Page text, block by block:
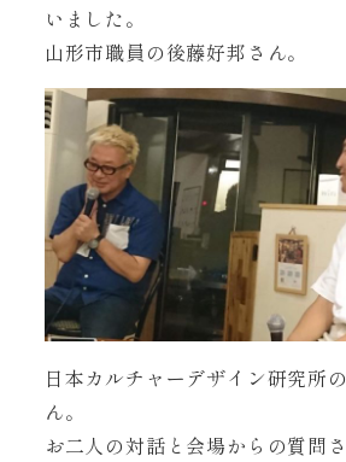
いました。
山形市職員の後藤好邦さん。
日本カルチャーデザイン研究所
ん。
お二人の対話と会場からの質問